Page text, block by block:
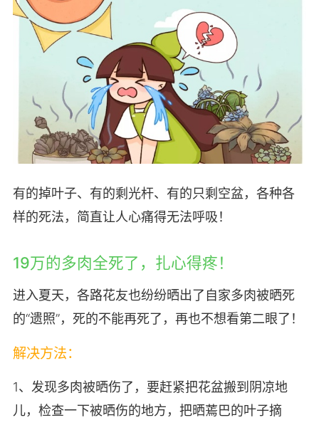
有的掉叶子、有的剩光杆、有的只剩空盆，各种各
样的死法，简直让人心痛得无法呼吸！
19万的多肉全死了，扎心得疼！
进入夏天，各路花友也纷纷晒出了自家多肉被晒死
的“遗照”，死的不能再死了，再也不想看第二眼了！
解决方法：
1、发现多肉被晒伤了，要赶紧把花盆搬到阴凉地
儿，检查一下被晒伤的地方，把晒蔫巴的叶子摘